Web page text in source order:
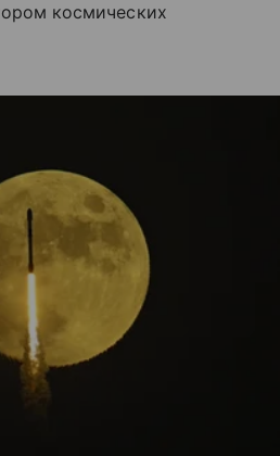
космических